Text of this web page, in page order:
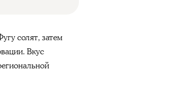
солят, затем
Вкус